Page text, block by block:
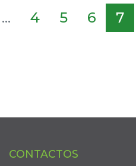
... 4 5 6 7
CONTACTOS